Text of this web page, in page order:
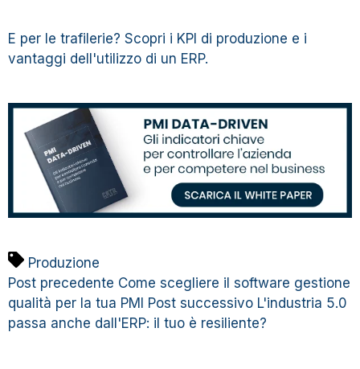
E per le trafilerie? Scopri i KPI di produzione e i
vantaggi dell'utilizzo di un ERP.
Produzione
Post precedente Come scegliere il software gestione
qualità per la tua PMI
Post successivo L'industria 5.0
passa anche dall'ERP: il tuo è resiliente?